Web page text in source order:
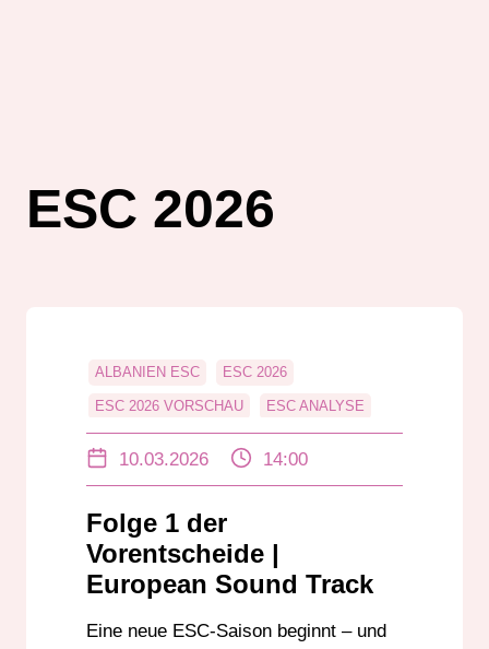
ESC 2026
ALBANIEN ESC ESC 2026
ESC 2026 VORSCHAU ESC ANALYSE
ESC VORENTSCHEID
EUROVISION PODCAST
EUROVISION SONG CONTEST
10.03.2026 14:00
Folge 1 der
Vorentscheide |
European Sound Track
Eine neue ESC-Saison beginnt – und